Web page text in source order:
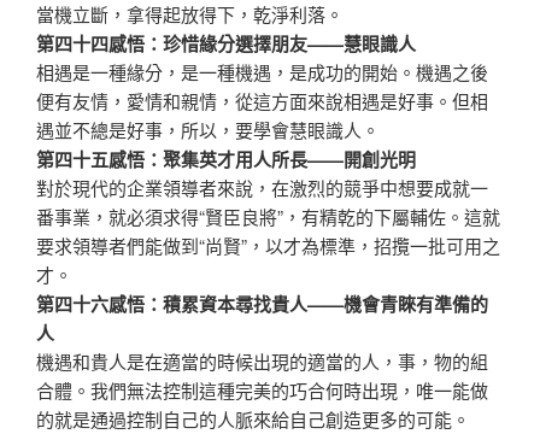
當機立斷，拿得起放得下，乾淨利落。
第四十四感悟：珍惜緣分選擇朋友——慧眼識人
相遇是一種緣分，是一種機遇，是成功的開始。機遇之後
便有友情，愛情和親情，從這方面來說相遇是好事。但相
遇並不總是好事，所以，要學會慧眼識人。
第四十五感悟：聚集英才用人所長——開創光明
對於現代的企業領導者來說，在激烈的競爭中想要成就一
番事業，就必須求得“賢臣良將”，有精乾的下屬輔佐。這就
要求領導者們能做到“尚賢”，以才為標準，招攬一批可用之
才。
第四十六感悟：積累資本尋找貴人——機會青睞有準備的
人
機遇和貴人是在適當的時候出現的適當的人，事，物的組
合體。我們無法控制這種完美的巧合何時出現，唯一能做
的就是通過控制自己的人脈來給自己創造更多的可能。